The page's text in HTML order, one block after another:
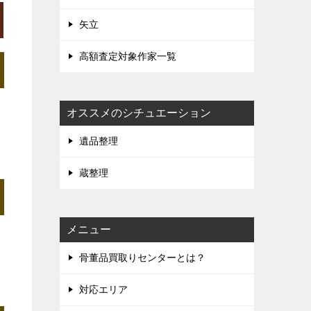
矢立
高額査定対象作家一覧
オススメのシチュエーション
遺品整理
蔵整理
メニュー
骨董品買取りセンターとは？
対応エリア